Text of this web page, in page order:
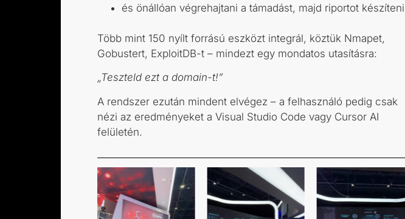
és önállóan végrehajtani a támadást, majd riportot
Több mint 150 nyílt forrású eszközt integrál, köztük Nmapet,
Gobustert, ExploitDB-t – mindezt egy mondatos utasításra:
„Teszteld ezt a domain-t!”
A rendszer ezután mindent elvégez – a felhasználó pedig csak
nézi az eredményeket a Visual Studio Code vagy Cursor AI
felületén.